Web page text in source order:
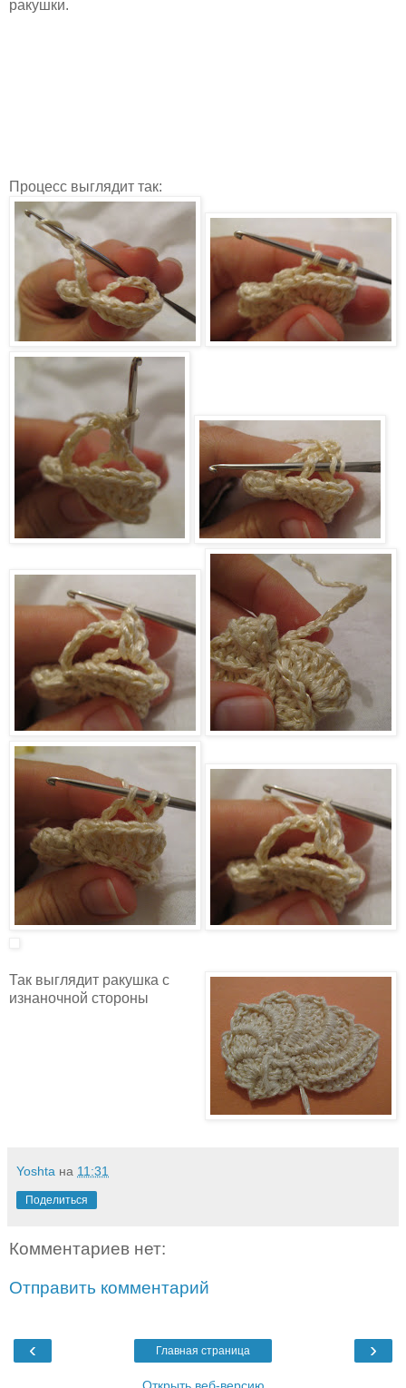
ракушки.
Процесс выглядит так:
Так выглядит ракушка с
изнаночной стороны
Yoshta на 11:31
Поделиться
Комментариев нет:
Отправить комментарий
‹ ›
Главная страница
Открыть веб-версию